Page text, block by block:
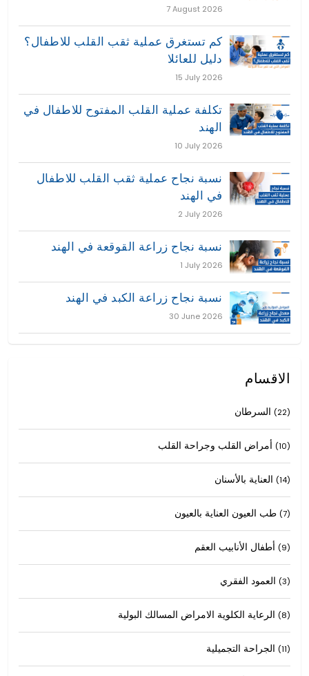
7 August 2026
كم تستغرق عملية ثقب القلب للاطفال؟
دليل للعائلا
15 July 2026
تكلفة عملية القلب المفتوح للاطفال في
الهند
10 July 2026
نسبة نجاح عملية ثقب القلب للاطفال
في الهند
2 July 2026
نسبة نجاح زراعة القوقعة في الهند
1 July 2026
نسبة نجاح زراعة الكبد في الهند
30 June 2026
الاقسام
(22)
(10)
(14)
(7)
(9)
(3)
(8)
(11)